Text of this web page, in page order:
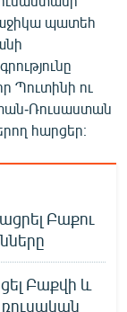
պատեհ
Պուտինի ու
Ռուսաստան
հարցեր։
Բաքու
Բաքվի և